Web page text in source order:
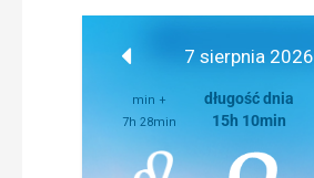
7 sierpnia 2026
min +
7h 28min
długość dnia
15h 10min